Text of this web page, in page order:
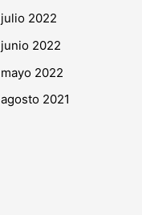
julio 2022
junio 2022
mayo 2022
agosto 2021